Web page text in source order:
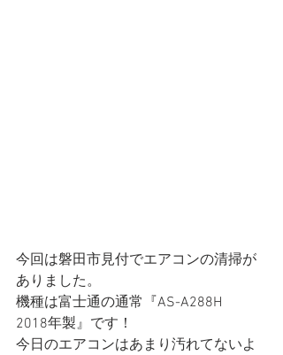
今回は磐田市見付でエアコンの清掃が
ありました。
機種は富士通の通常『AS-A288H
2018年製』です！
今日のエアコンはあまり汚れてないよ